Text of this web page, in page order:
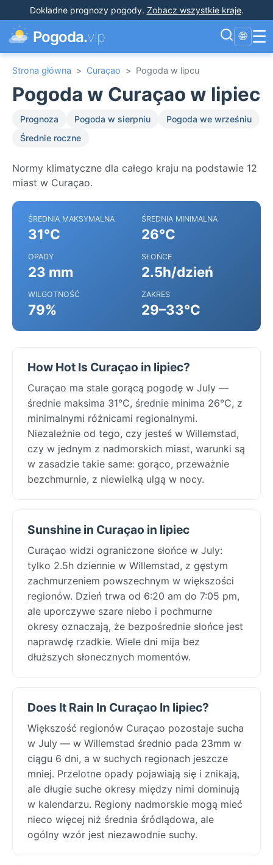
Dokładne prognozy pogody. Zobacz wszystkie kraje.
Pogoda.vip 🌐 ☰
Strona główna > Curaçao > Pogoda w lipcu
Pogoda w Curaçao w lipiec
Prognoza Pogoda w sierpniu
Pogoda we wrześniu
Średnie roczne
Normy klimatyczne dla całego kraju na podstawie 12
miast w Curaçao.
ŚREDNIA MAKSYMALNA
31°C
ŚREDNIA MINIMALNA
26°C
OPADY
23 mm
SŁOŃCE
2.5h/dzień
WILGOTNOŚĆ
79%
ZAKRES
29–33°C
How Hot Is Curaçao in lipiec?
Curaçao ma stale gorącą pogodę w July —
średnie maksima 31°C, średnie minima 26°C, z
minimalnymi różnicami regionalnymi.
Niezależnie od tego, czy jesteś w Willemstad,
czy w jednym z nadmorskich miast, warunki są
w zasadzie takie same: gorąco, przeważnie
bezchmurnie, z niewielką ulgą w nocy.
Sunshine in Curaçao in lipiec
Curaçao widzi ograniczone słońce w July:
tylko 2.5h dziennie w Willemstad, z gęstym
zachmurzeniem powszechnym w większości
regionów. Dzień trwa od 6:20 am do 7:05 pm,
ale uporczywe szare niebo i pochmurne
okresy oznaczają, że bezpośrednie słońce jest
naprawdę rzadkie. Wiele dni mija bez
dłuższych słonecznych momentów.
Does It Rain In Curaçao In lipiec?
Większość regionów Curaçao pozostaje sucha
w July — w Willemstad średnio pada 23mm w
ciągu 6 dni, a w suchych regionach jeszcze
mniej. Przelotne opady pojawiają się i znikają,
ale długie suche okresy między nimi dominują
w kalendarzu. Regiony nadmorskie mogą mieć
nieco więcej niż średnia śródlądowa, ale
ogólny wzór jest niezawodnie suchy.